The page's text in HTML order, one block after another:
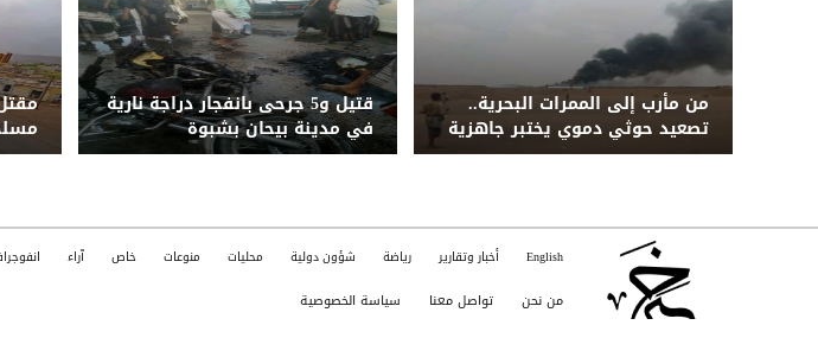
من مأرب إلى الممرات البحرية..
تصعيد حوثي دموي يختبر جاهزية
الحكومة اليمنية
قتيل و5 جرحى بانفجار دراجة نارية
في مدينة بيحان بشبوة
English أخبار وتقارير رياضة شؤون دولية محليات منوعات خاص آراء
من نحن تواصل معنا
سياسة الخصوصية